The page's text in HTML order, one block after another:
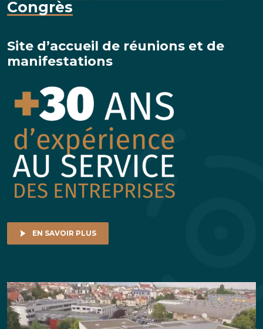
Congrès
Site d’accueil de réunions et de
manifestations
EN SAVOIR PLUS